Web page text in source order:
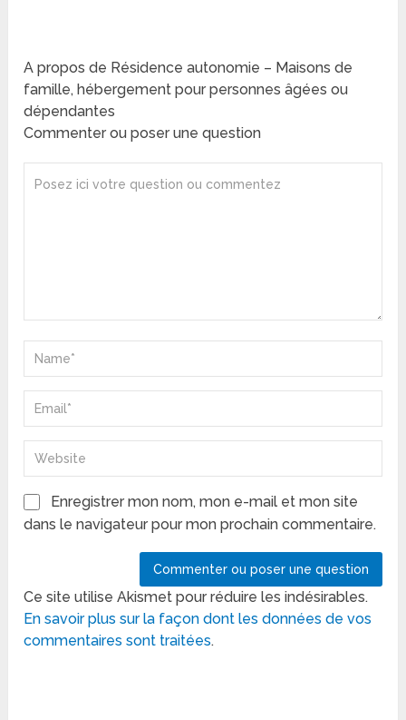
A propos de Résidence autonomie – Maisons de
famille, hébergement pour personnes âgées ou
dépendantes
Commenter ou poser une question
Enregistrer mon nom, mon e-mail et mon site
dans le navigateur pour mon prochain commentaire.
Ce site utilise Akismet pour réduire les indésirables.
En savoir plus sur la façon dont les données de vos
commentaires sont traitées.